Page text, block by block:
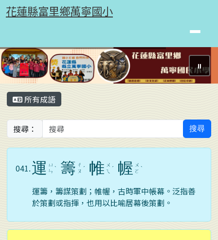
跳至主內容區
花蓮縣富里鄉萬寧國小
花蓮縣富里鄉萬寧國小
⏸
主內容區域
所有成語
搜尋： 搜尋
041.運 ㄩ
ㄣ ˋ 籌 ㄔ
ㄡ ˊ 帷 ㄨ
ㄟ
ˊ 幄 ㄨ
ㄛ ˋ
運籌，籌謀策劃；帷幄，古時軍中帳幕。泛指善
於策劃或指揮，也用以比喻居幕後策劃。
頁尾區域